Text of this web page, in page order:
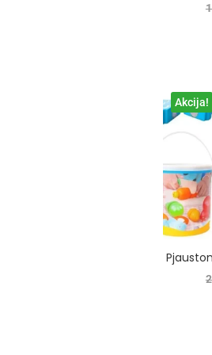
Akcija!